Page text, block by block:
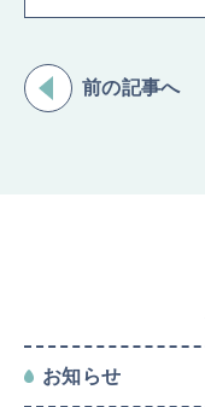
前の記事へ
お知らせ